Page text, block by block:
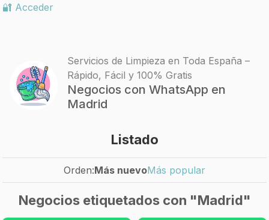
🔐 Acceder
Servicios de Limpieza en Toda España –
Rápido, Fácil y 100% Gratis
Negocios con WhatsApp en
Madrid
Listado
Orden:Más nuevoMás popular
Negocios etiquetados con "Madrid"